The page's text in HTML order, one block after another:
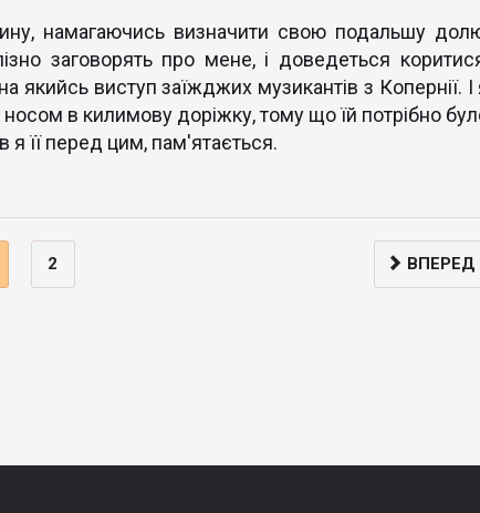
намагаючись визначити свою подальшу
заговорять про мене, і доведеться
якийсь виступ заїжджих музикантів з Копернії. І
носом в килимову доріжку, тому що їй потрібно
я її перед цим, пам'ятається.
2 ВПЕРЕД